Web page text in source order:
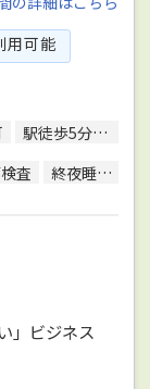
用可能
駅徒歩5分圏内
査 終夜睡眠ポリグラフ検査(PSG)
」ビジネス